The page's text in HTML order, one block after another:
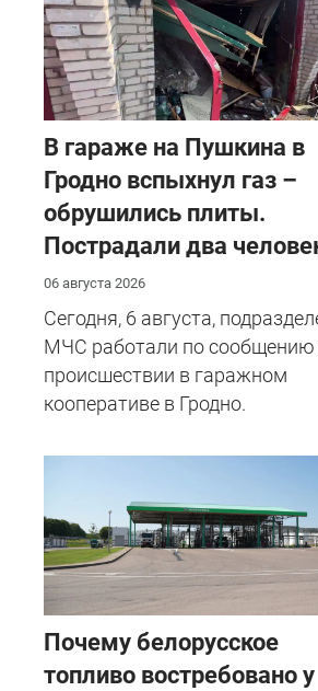
В гараже на Пушкина в
Гродно вспыхнул газ –
обрушились плиты.
Пострадали два
06 августа 2026
Сегодня, 6 августа,
МЧС работали по сообщению
происшествии в гаражном
кооперативе в Гродно.
Почему белорусское
топливо востребовано у